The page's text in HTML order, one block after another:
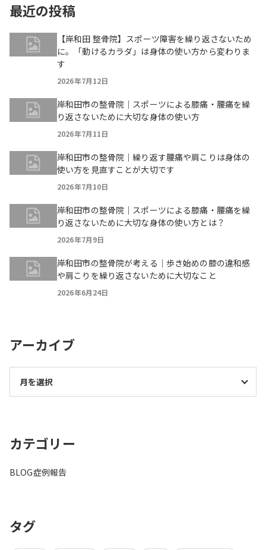
最近の投稿
【岸和田 整骨院】スポーツ障害を繰り返さないため
に。「動けるカラダ」は身体の使い方から変わりま
す
2026年7月12日
岸和田市の整骨院｜スポーツによる膝痛・腰痛を繰
り返さないために大切な身体の使い方
2026年7月11日
岸和田市の整骨院｜繰り返す腰痛や肩こりは身体の
使い方を見直すことが大切です
2026年7月10日
岸和田市の整骨院｜スポーツによる膝痛・腰痛を繰
り返さないために大切な身体の使い方とは？
2026年7月9日
岸和田市の整骨院が考える｜歩き始めの膝の違和感
や肩こりを繰り返さないために大切なこと
2026年6月24日
アーカイブ
カテゴリー
BLOG症例報告
タグ